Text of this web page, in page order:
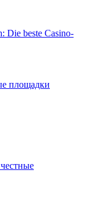
Die beste Casino-
площадки